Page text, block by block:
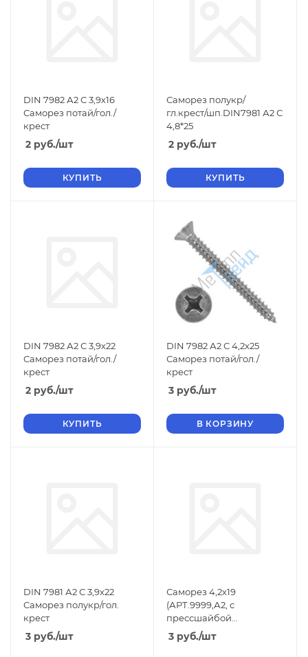
DIN 7982 А2 С 3,9х16
Саморез потай/гол./
крест
2 руб./шт
КУПИТЬ
Саморез полукр/
гл.крест/шп.DIN7981 А2 С
4,8*25
2 руб./шт
КУПИТЬ
DIN 7982 А2 С 3,9х22
Саморез потай/гол./
крест
2 руб./шт
КУПИТЬ
DIN 7982 А2 С 4,2х25
Саморез потай/гол./
крест
3 руб./шт
В КОРЗИНУ
DIN 7981 А2 С 3,9х22
Саморез полукр/гол.
крест
3 руб./шт
Саморез 4,2х19
(АРТ.9999,А2, с
прессшайбой
острый.крест/шл.)
3 руб./шт